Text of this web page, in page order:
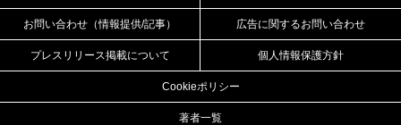
お問い合わせ（情報提供/記事） 広告に関するお問い合わせ
プレスリリース掲載について 個人情報保護方針
Cookieポリシー
著者一覧